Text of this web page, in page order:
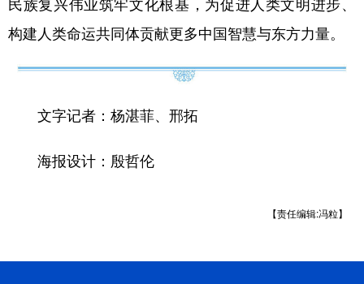
民族复兴伟业筑牢文化根基，为促进人类文明进步、
构建人类命运共同体贡献更多中国智慧与东方力量。
文字记者：杨湛菲、邢拓
海报设计：殷哲伦
【责任编辑:冯粒】